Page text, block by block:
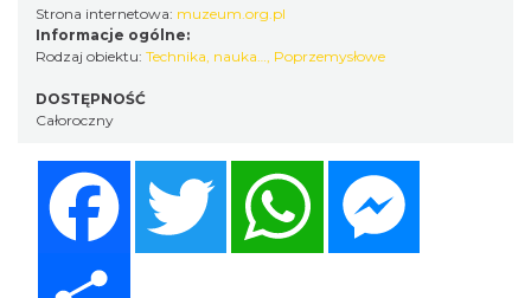
Strona internetowa: muzeum.org.pl
Informacje ogólne:
Rodzaj obiektu: Technika, nauka…, Poprzemysłowe
DOSTĘPNOŚĆ
Całoroczny
Twitter WhatsApp